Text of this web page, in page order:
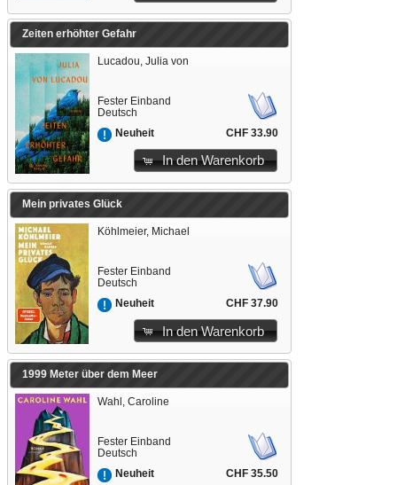
Zeiten erhöhter Gefahr
Lucadou, Julia von
Fester Einband
Deutsch
Neuheit
CHF 33.90
In den Warenkorb
Mein privates Glück
Köhlmeier, Michael
Fester Einband
Deutsch
Neuheit
CHF 37.90
In den Warenkorb
1999 Meter über dem Meer
Wahl, Caroline
Fester Einband
Deutsch
Neuheit
CHF 35.50